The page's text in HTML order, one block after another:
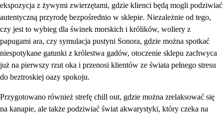
ekspozycja z żywymi zwierzętami, gdzie klienci będą mogli podziwiać
autentyczną przyrodę bezpośrednio w sklepie. Niezależnie od tego,
czy jest to wybieg dla świnek morskich i królików, woliery z
papugami ara, czy symulacja pustyni Sonora, gdzie można spotkać
niespotykane gatunki z królestwa gadów, otoczenie sklepu zachwyca
już na pierwszy rzut oka i przenosi klientów ze świata pełnego stresu
do beztroskiej oazy spokoju.
Przygotowano również strefę chill out, gdzie można zrelaksować się
na kanapie, ale także podziwiać świat akwarystyki, który czeka na